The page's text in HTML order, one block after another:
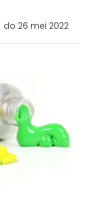
do 26 mei 2022